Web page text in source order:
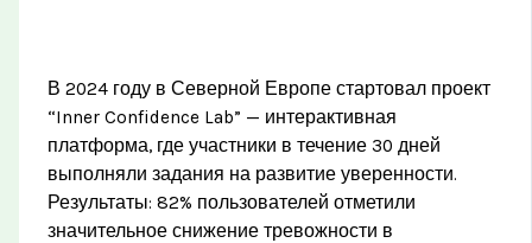
В 2024 году в Северной Европе стартовал проект
“Inner Confidence Lab” — интерактивная
платформа, где участники в течение 30 дней
выполняли задания на развитие уверенности.
Результаты: 82% пользователей отметили
значительное снижение тревожности в